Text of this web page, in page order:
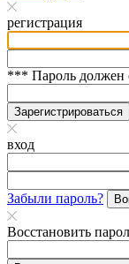
регистрация
*** Пароль должен
Зарегистрироваться
вход
Забыли пароль?
Восстановить